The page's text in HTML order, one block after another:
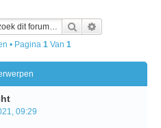
Zoek
• Pagina 1Van 1
09:29